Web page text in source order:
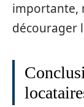
importante,
décourager